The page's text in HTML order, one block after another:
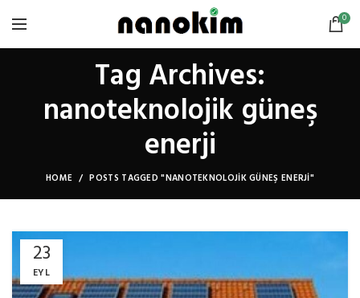
0
Tag Archives:
nanoteknolojik güneş
enerji
HOME POSTS TAGGED "NANOTEKNOLOJIK GÜNEŞ ENERJI"
23
EYL